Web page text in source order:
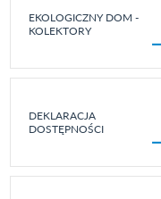
EKOLOGICZNY DOM -
KOLEKTORY
DEKLARACJA
DOSTĘPNOŚCI